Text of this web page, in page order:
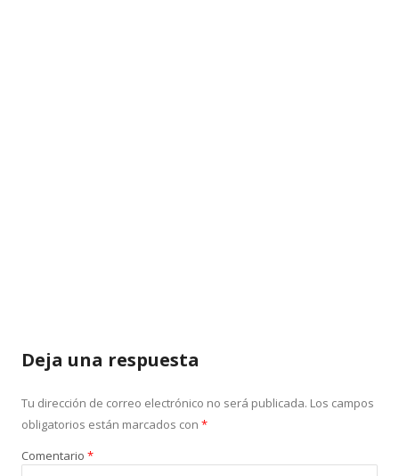
Deja una respuesta
Tu dirección de correo electrónico no será publicada. Los campos
obligatorios están marcados con *
Comentario *